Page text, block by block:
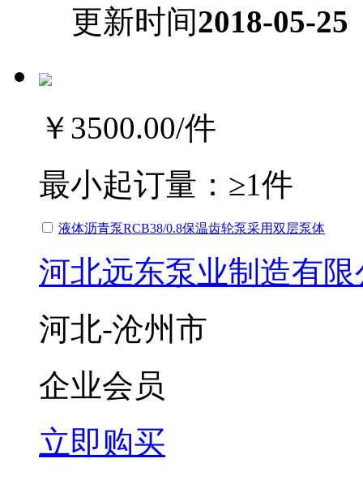
更新时间2018-05-25
￥3500.00/件
最小起订量： ≥1件
液体沥青泵RCB38/0.8保温齿轮泵采用双层泵体
河北远东泵业制造有限
河北-沧州市
企业会员
立即购买